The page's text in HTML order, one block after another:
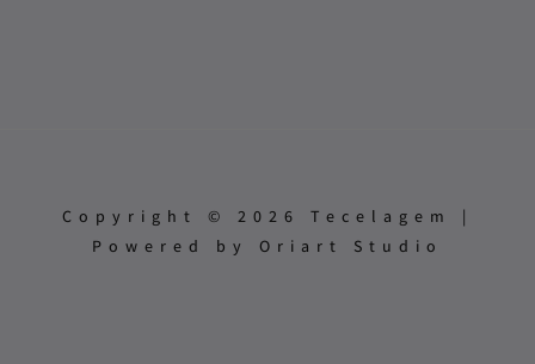
Copyright © 2026 Tecelagem |
Powered by Oriart Studio